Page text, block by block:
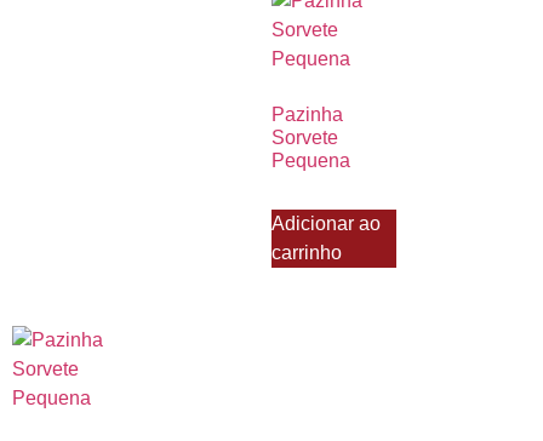
Pazinha
Sorvete
Pequena
Adicionar ao
carrinho